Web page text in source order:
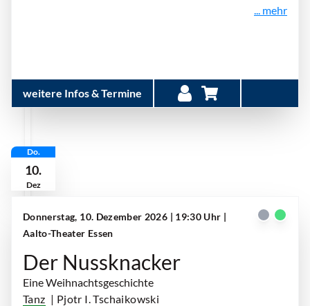
... mehr
weitere Infos & Termine
Do.
10.
Dez
Donnerstag, 10. Dezember 2026 | 19:30 Uhr |
Aalto-Theater Essen
Der Nussknacker
Eine Weihnachtsgeschichte
Tanz | Pjotr I. Tschaikowski